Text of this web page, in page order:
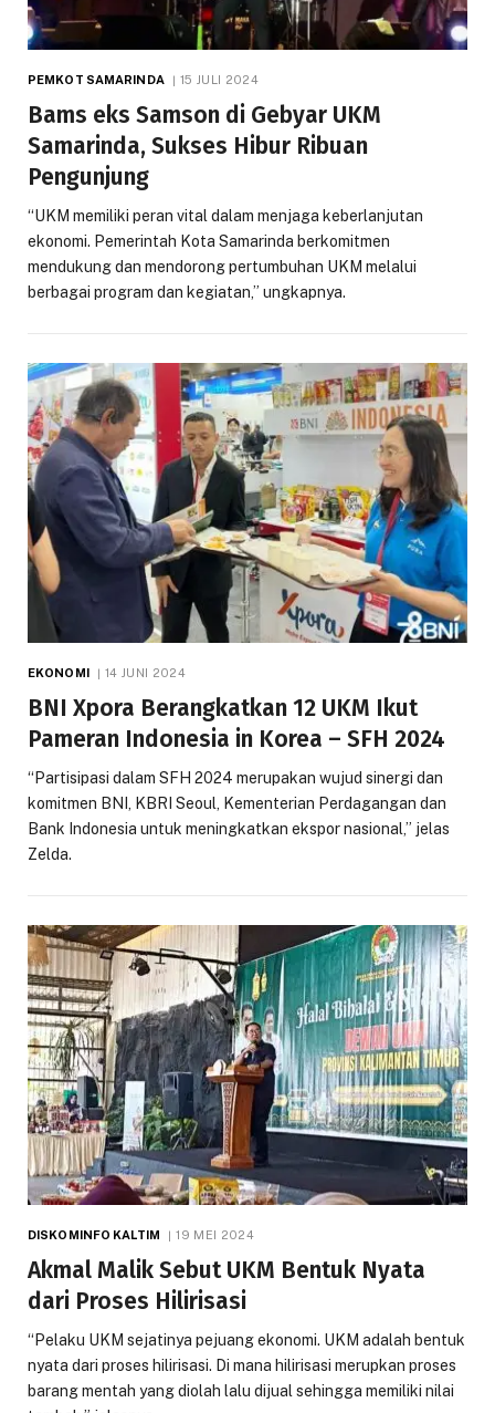
PEMKOT SAMARINDA 15 JULI 2024
Bams eks Samson di Gebyar UKM
Samarinda, Sukses Hibur Ribuan
Pengunjung
“UKM memiliki peran vital dalam menjaga keberlanjutan
ekonomi. Pemerintah Kota Samarinda berkomitmen
mendukung dan mendorong pertumbuhan UKM melalui
berbagai program dan kegiatan,” ungkapnya.
EKONOMI 14 JUNI 2024
BNI Xpora Berangkatkan 12 UKM Ikut
Pameran Indonesia in Korea – SFH 2024
“Partisipasi dalam SFH 2024 merupakan wujud sinergi dan
komitmen BNI, KBRI Seoul, Kementerian Perdagangan dan
Bank Indonesia untuk meningkatkan ekspor nasional,” jelas
Zelda.
DISKOMINFO KALTIM 19 MEI 2024
Akmal Malik Sebut UKM Bentuk Nyata
dari Proses Hilirisasi
“Pelaku UKM sejatinya pejuang ekonomi. UKM adalah bentuk
nyata dari proses hilirisasi. Di mana hilirisasi merupkan proses
barang mentah yang diolah lalu dijual sehingga memiliki nilai